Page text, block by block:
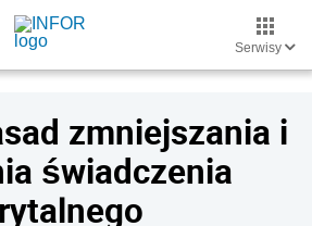
Serwisy
zmniejszania i
świadczenia